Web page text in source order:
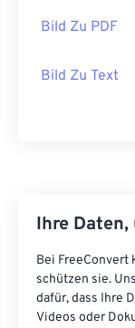
Bild Zu PDF
Bild Zu Text
Ihre
Bei FreeConvert
schützen sie.
dafür, dass Ihre
Videos oder